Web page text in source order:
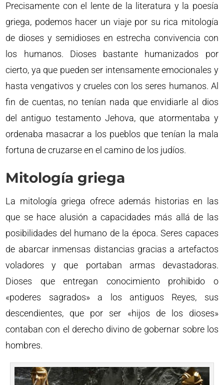
Precisamente con el lente de la literatura y la poesía
griega, podemos hacer un viaje por su rica mitología
de dioses y semidioses en estrecha convivencia con
los humanos. Dioses bastante humanizados por
cierto, ya que pueden ser intensamente emocionales y
hasta vengativos y crueles con los seres humanos. Al
fin de cuentas, no tenían nada que envidiarle al dios
del antiguo testamento Jehova, que atormentaba y
ordenaba masacrar a los pueblos que tenían la mala
fortuna de cruzarse en el camino de los judíos.
Mitología griega
La mitología griega ofrece además historias en las
que se hace alusión a capacidades más allá de las
posibilidades del humano de la época. Seres capaces
de abarcar inmensas distancias gracias a artefactos
voladores y que portaban armas devastadoras.
Dioses que entregan conocimiento prohibido o
«poderes sagrados» a los antiguos Reyes, sus
descendientes, que por ser «hijos de los dioses»
contaban con el derecho divino de gobernar sobre los
hombres.